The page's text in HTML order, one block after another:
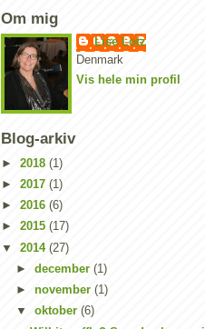
Om mig
Lise Lotz
Denmark
Vis hele min profil
Blog-arkiv
► 2018 (1)
► 2017 (1)
► 2016 (6)
► 2015 (17)
▼ 2014 (27)
► december (1)
► november (1)
▼ oktober (6)